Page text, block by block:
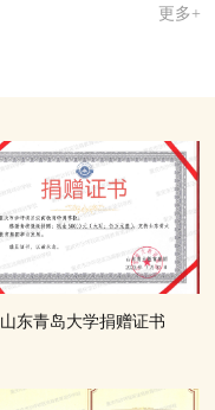
更多+
山东青岛大学捐赠证书